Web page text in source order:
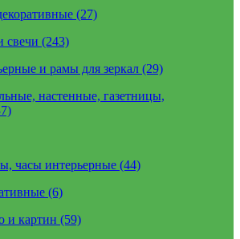
(27)
свечи (243)
и рамы для зеркал (29)
настенные, газетницы,
часы интерьерные (44)
(6)
и картин (59)